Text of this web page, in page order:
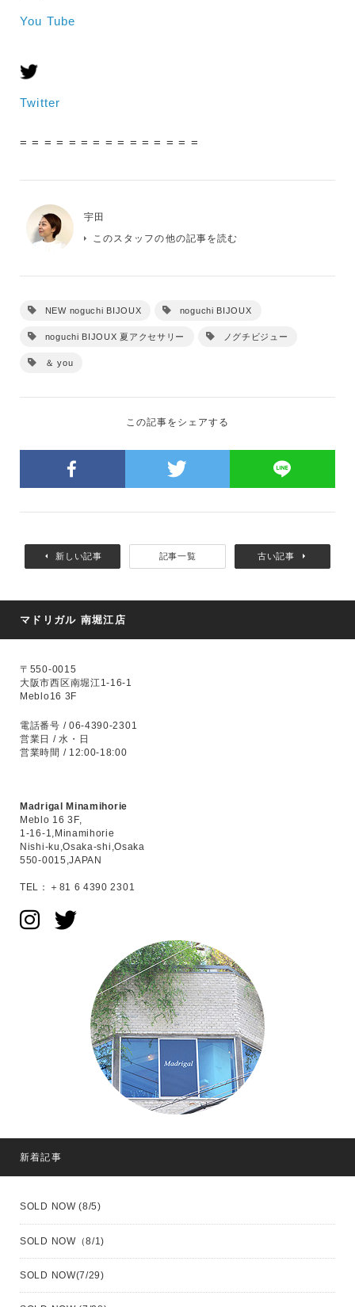
You Tube
Twitter
= = = = = = = = = = = = = = =
宇田
このスタッフの他の記事を読む
NEW noguchi BIJOUX noguchi BIJOUX
noguchi BIJOUX 夏アクセサリー ノグチビジュー
＆ you
この記事をシェアする
新しい記事 記事一覧 古い記事
マドリガル 南堀江店
〒550-0015
大阪市西区南堀江1-16-1
Meblo16 3F
電話番号 / 06-4390-2301
営業日 / 水・日
営業時間 / 12:00-18:00
Madrigal Minamihorie
Meblo 16 3F,
1-16-1,Minamihorie
Nishi-ku,Osaka-shi,Osaka
550-0015,JAPAN
TEL：＋81 6 4390 2301
新着記事
SOLD NOW (8/5)
SOLD NOW（8/1)
SOLD NOW(7/29)